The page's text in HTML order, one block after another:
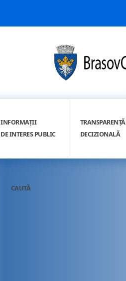
INFORMAȚII
DE INTERES PUBLIC
TRANSPARENȚĂ
DECIZIONALĂ
CAUTĂ